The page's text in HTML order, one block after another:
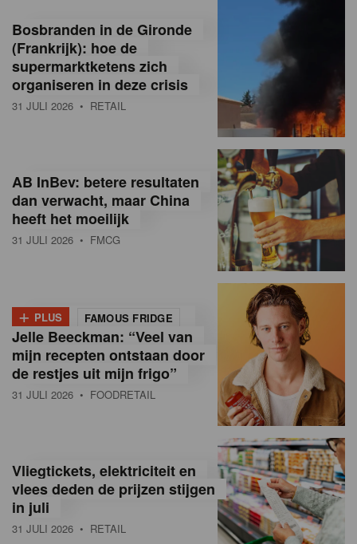
n
e
a
n
B
e
g
ë
Bosbranden in de Gironde
(Frankrijk): hoe de
supermarktketens zich
organiseren in deze crisis
31 JULI 2026 • RETAIL
AB InBev: betere resultaten
dan verwacht, maar China
heeft het moeilijk
31 JULI 2026 • FMCG
+ PLUS FAMOUS FRIDGE
Jelle Beeckman: “Veel van
mijn recepten ontstaan door
de restjes uit mijn frigo”
31 JULI 2026 • FOODRETAIL
Vliegtickets, elektriciteit en
vlees deden de prijzen stijgen
in juli
31 JULI 2026 • RETAIL